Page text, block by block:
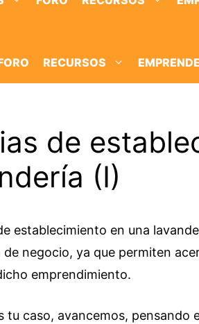
RECURSOS
de
(I)
establecimiento en una
de negocio, ya que permiten
emprendimiento.
tu caso, avancemos, pensando